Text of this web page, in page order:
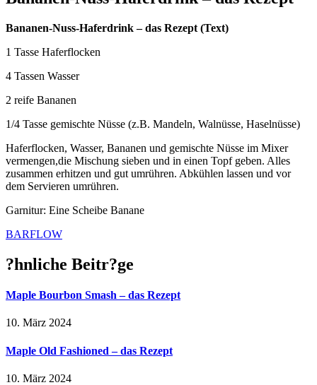
Bananen-Nuss-Haferdrink – das Rezept (Text)
1 Tasse Haferflocken
4 Tassen Wasser
2 reife Bananen
1/4 Tasse gemischte Nüsse (z.B. Mandeln, Walnüsse, Haselnüsse)
Haferflocken, Wasser, Bananen und gemischte Nüsse im Mixer
vermengen,die Mischung sieben und in einen Topf geben. Alles
zusammen erhitzen und gut umrühren. Abkühlen lassen und vor
dem Servieren umrühren.
Garnitur: Eine Scheibe Banane
BARFLOW
?hnliche Beitr?ge
Maple Bourbon Smash – das Rezept
10. März 2024
Maple Old Fashioned – das Rezept
10. März 2024